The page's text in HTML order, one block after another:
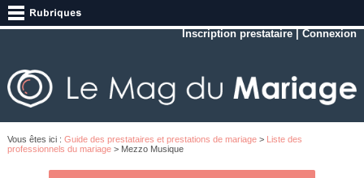
Inscription prestataire |Connexion
Vous êtes ici : Guide des prestataires et prestations de mariage> Liste des
professionnels du mariage> Mezzo Musique